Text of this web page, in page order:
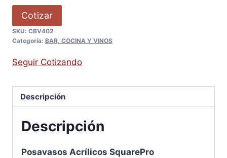
Cotizar
SKU: CBV402
Categoría: BAR, COCINA Y VINOS
Seguir Cotizando
Descripción
Descripción
Posavasos Acrílicos SquarePro